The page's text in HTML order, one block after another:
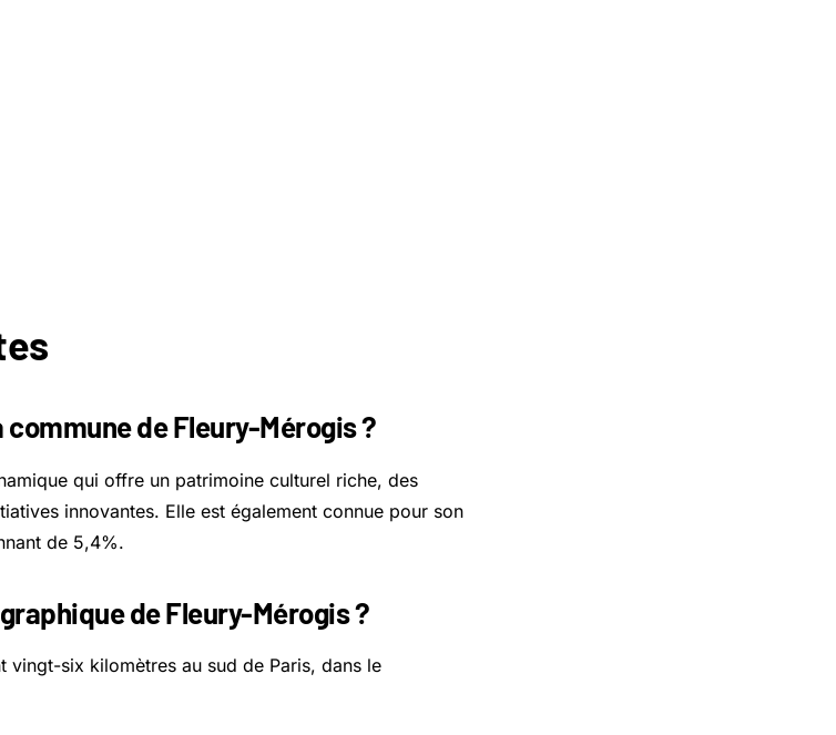
commune de Fleury-Mérogis ?
qui offre un patrimoine culturel riche, des
innovantes. Elle est également connue pour son
de 5,4%.
de Fleury-Mérogis ?
vingt-six kilomètres au sud de Paris, dans le